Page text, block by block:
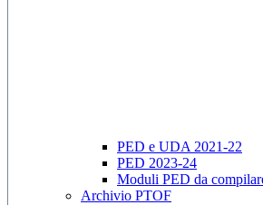
PED e UDA 2021-22
PED 2023-24
Moduli PED da
Archivio PTOF